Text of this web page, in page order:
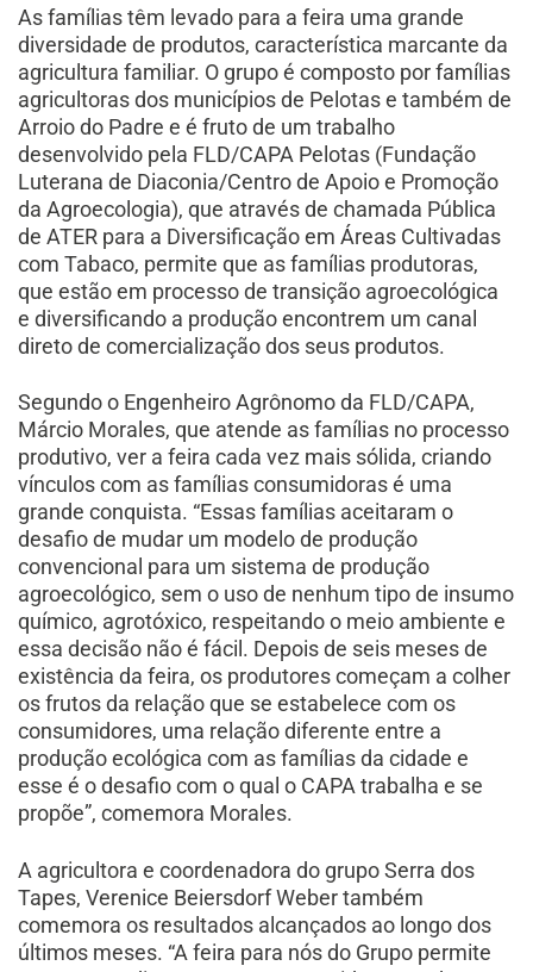
As famílias têm levado para a feira uma grande
diversidade de produtos, característica marcante da
agricultura familiar. O grupo é composto por famílias
agricultoras dos municípios de Pelotas e também de
Arroio do Padre e é fruto de um trabalho
desenvolvido pela FLD/CAPA Pelotas (Fundação
Luterana de Diaconia/Centro de Apoio e Promoção
da Agroecologia), que através de chamada Pública
de ATER para a Diversificação em Áreas Cultivadas
com Tabaco, permite que as famílias produtoras,
que estão em processo de transição agroecológica
e diversificando a produção encontrem um canal
direto de comercialização dos seus produtos.
Segundo o Engenheiro Agrônomo da FLD/CAPA,
Márcio Morales, que atende as famílias no processo
produtivo, ver a feira cada vez mais sólida, criando
vínculos com as famílias consumidoras é uma
grande conquista. “Essas famílias aceitaram o
desafio de mudar um modelo de produção
convencional para um sistema de produção
agroecológico, sem o uso de nenhum tipo de insumo
químico, agrotóxico, respeitando o meio ambiente e
essa decisão não é fácil. Depois de seis meses de
existência da feira, os produtores começam a colher
os frutos da relação que se estabelece com os
consumidores, uma relação diferente entre a
produção ecológica com as famílias da cidade e
esse é o desafio com o qual o CAPA trabalha e se
propõe”, comemora Morales.
A agricultora e coordenadora do grupo Serra dos
Tapes, Verenice Beiersdorf Weber também
comemora os resultados alcançados ao longo dos
últimos meses. “A feira para nós do Grupo permite